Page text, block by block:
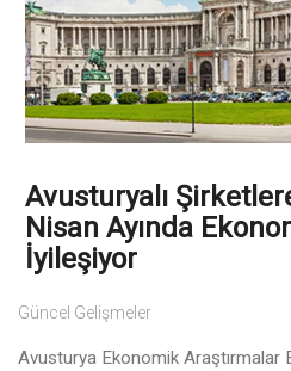
Avusturyalı
Nisan Ayında
İyileşiyor
Güncel Gelişmeler
Avusturya Ekonomik Araştırmalar